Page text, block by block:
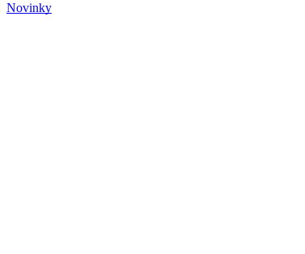
Novinky